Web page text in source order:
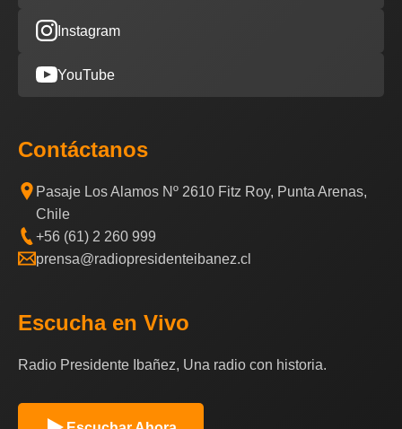
Instagram
YouTube
Contáctanos
Pasaje Los Alamos Nº 2610 Fitz Roy, Punta Arenas,
Chile
+56 (61) 2 260 999
prensa@radiopresidenteibanez.cl
Escucha en Vivo
Radio Presidente Ibañez, Una radio con historia.